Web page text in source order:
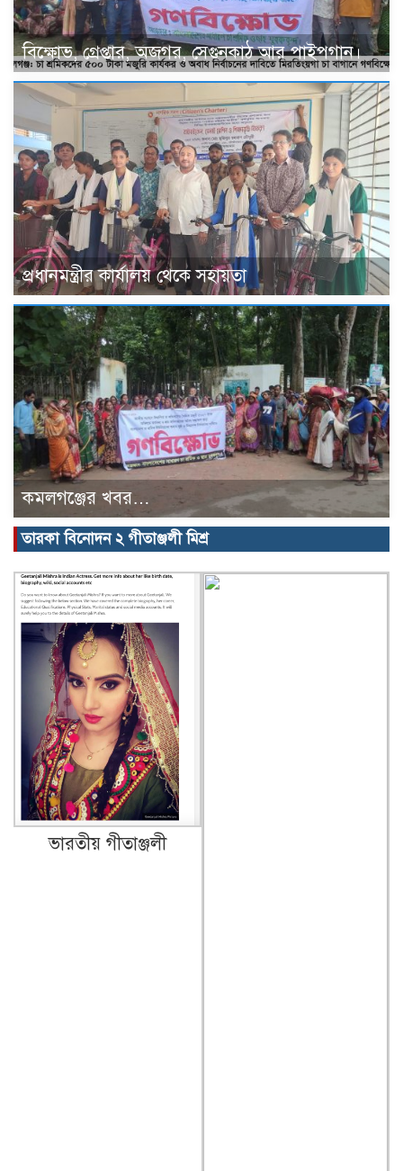
বিক্ষোভ, গ্রেপ্তার, অজগর, সেগুনকাঠ আর পাইপগান।
প্রধানমন্ত্রীর কার্যালয় থেকে সহায়তা
কমলগঞ্জের খবর…
তারকা বিনোদন ২ গীতাঞ্জলী মিশ্র
ভারতীয় গীতাঞ্জলী